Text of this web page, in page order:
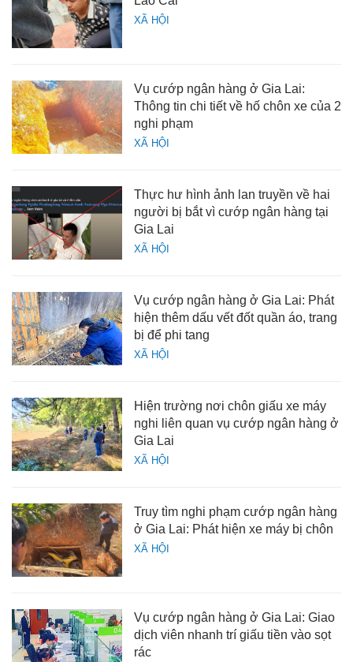
XÃ HỘI
XÃ HỘI
Vụ cướp ngân hàng ở Gia Lai:
Thông tin chi tiết về hố chôn xe của 2
nghi phạm
XÃ HỘI
Thực hư hình ảnh lan truyền về hai
người bị bắt vì cướp ngân hàng tại
Gia Lai
XÃ HỘI
Vụ cướp ngân hàng ở Gia Lai: Phát
hiện thêm dấu vết đốt quần áo, trang
bị để phi tang
XÃ HỘI
Hiện trường nơi chôn giấu xe máy
nghi liên quan vụ cướp ngân hàng ở
Gia Lai
XÃ HỘI
Truy tìm nghi phạm cướp ngân hàng
ở Gia Lai: Phát hiện xe máy bị chôn
Vụ cướp ngân hàng ở Gia Lai: Giao
dịch viên nhanh trí giấu tiền vào sọt
rác